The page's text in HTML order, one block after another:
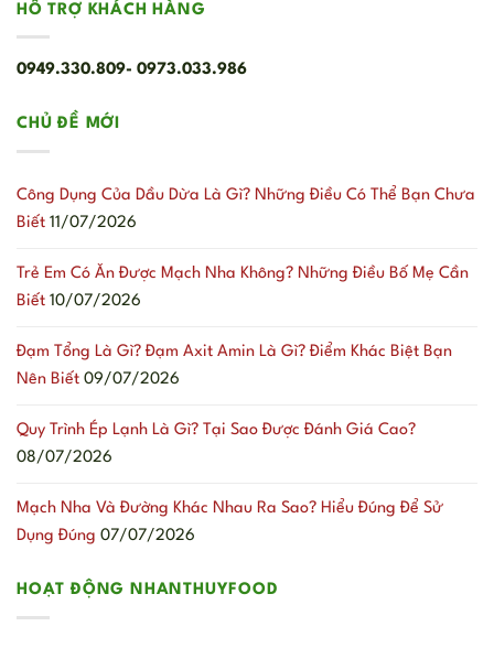
HỖ TRỢ KHÁCH HÀNG
0949.330.809- 0973.033.986
CHỦ ĐỀ MỚI
Công Dụng Của Dầu Dừa Là Gì? Những Điều Có Thể Bạn Chưa
Biết 11/07/2026
Trẻ Em Có Ăn Được Mạch Nha Không? Những Điều Bố Mẹ Cần
Biết 10/07/2026
Đạm Tổng Là Gì? Đạm Axit Amin Là Gì? Điểm Khác Biệt Bạn
Nên Biết 09/07/2026
Quy Trình Ép Lạnh Là Gì? Tại Sao Được Đánh Giá Cao?
08/07/2026
Mạch Nha Và Đường Khác Nhau Ra Sao? Hiểu Đúng Để Sử
Dụng Đúng 07/07/2026
HOẠT ĐỘNG NHANTHUYFOOD